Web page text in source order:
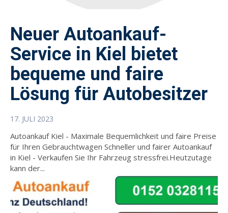
Neuer Autoankauf-
Service in Kiel bietet
bequeme und faire
Lösung für Autobesitzer
17. JULI 2023
Autoankauf Kiel - Maximale Bequemlichkeit und faire Preise
für Ihren Gebrauchtwagen Schneller und fairer Autoankauf
in Kiel - Verkaufen Sie Ihr Fahrzeug stressfrei.Heutzutage
kann der...